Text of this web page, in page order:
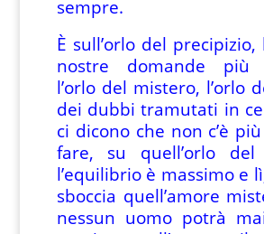
sempre.
È sull’orlo del precipizio,
nostre domande più
l’orlo del mistero, l’orlo
dei dubbi tramutati in
ci dicono che non c’è
fare, su quell’orlo del
l’equilibrio è massimo e
sboccia quell’amore
nessun uomo potrà